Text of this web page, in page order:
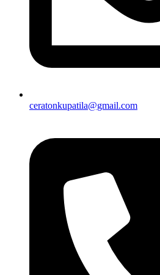
ceratonkupatila@gmail.com